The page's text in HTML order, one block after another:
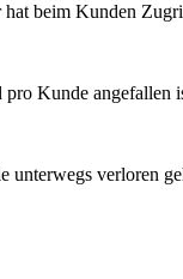
beim Kunden
Kunde angefallen
unterwegs verloren